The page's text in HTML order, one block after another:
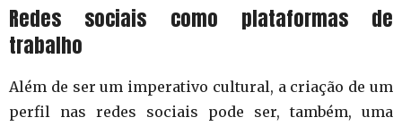
Redes sociais como plataformas de
trabalho
Além de ser um imperativo cultural, a criação de um
perfil nas redes sociais pode ser, também, uma